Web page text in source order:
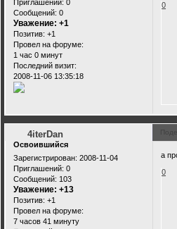
Приглашений: 0
Сообщений: 0
Уважение: +1
Позитив: +1
Провел на форуме:
1 час 0 минут
Последний визит:
2008-11-06 13:35:18
0
4iterDan
Освоившийся
Зарегистрирован: 2008-11-04
Приглашений: 0
Сообщений: 103
Уважение: +13
Позитив: +1
Провел на форуме:
7 часов 41 минуту
а
0